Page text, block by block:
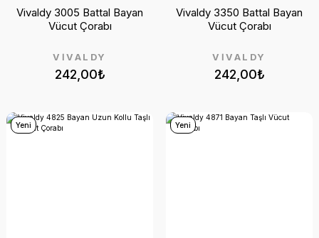
242,00₺
VİVALDY
Vivaldy 3005 Battal Bayan
Vücut Çorabı
242,00₺
VİVALDY
Vivaldy 3350 Battal Bayan
Vücut Çorabı
Yeni Yeni